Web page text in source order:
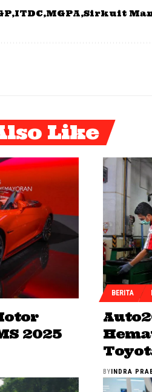
ITDC MGPA Sirkuit
Like
2025
BERITA
BYINDRA